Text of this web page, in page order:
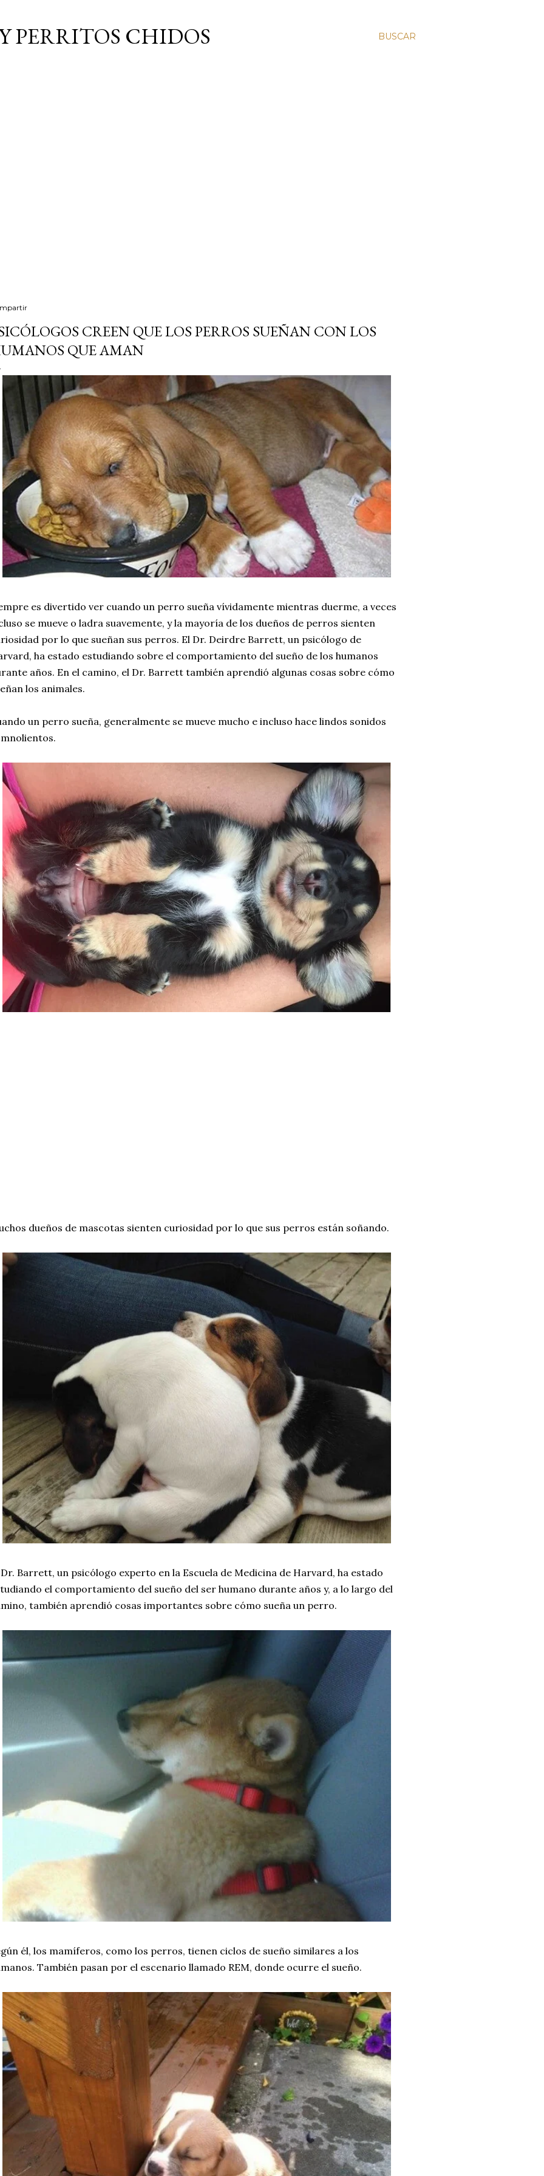
BUSCAR
PERRITOS CHIDOS
CREEN QUE LOS PERROS SUEÑAN CON LOS
QUE AMAN
es divertido ver cuando un perro sueña vívidamente mientras duerme, a veces
se mueve o ladra suavemente, y la mayoría de los dueños de perros sienten
por lo que sueñan sus perros. El Dr. Deirdre Barrett, un psicólogo de
ha estado estudiando sobre el comportamiento del sueño de los humanos
años. En el camino, el Dr. Barrett también aprendió algunas cosas sobre cómo
los animales.
un perro sueña, generalmente se mueve mucho e incluso hace lindos sonidos
dueños de mascotas sienten curiosidad por lo que sus perros están soñando.
Barrett, un psicólogo experto en la Escuela de Medicina de Harvard, ha estado
el comportamiento del sueño del ser humano durante años y, a lo largo del
también aprendió cosas importantes sobre cómo sueña un perro.
él, los mamíferos, como los perros, tienen ciclos de sueño similares a los
También pasan por el escenario llamado REM, donde ocurre el sueño.